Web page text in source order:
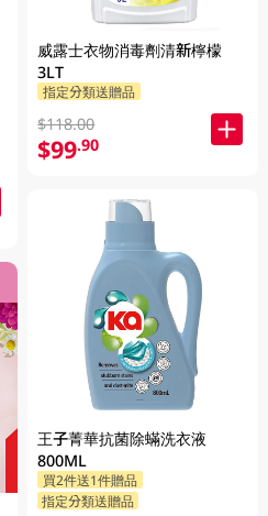
威露士衣物消毒劑清新檸檬
3LT
指定分類送贈品
$118.00
$99.90
王子菁華抗菌除蟎洗衣液
800ML
買2件送1件贈品
指定分類送贈品